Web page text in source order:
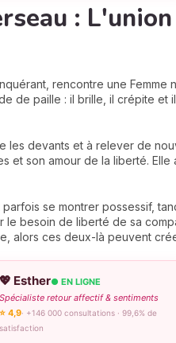
:
rencontre une
de paille : il brille, il crépite et
les devants et à relever de
et son amour de la liberté.
se montrer possessif,
besoin de liberté de sa
alors ces deux-là peuvent
💖 Esther● EN LIGNE
Spécialiste retour affectif & sentiments
⭐ 4,9· +146 000 consultations · 99,6% de
satisfaction